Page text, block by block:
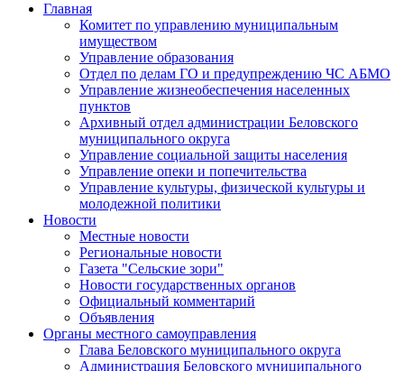
Главная
Комитет по управлению муниципальным
имуществом
Управление образования
Отдел по делам ГО и предупреждению ЧС АБМО
Управление жизнеобеспечения населенных
пунктов
Архивный отдел администрации Беловского
муниципального округа
Управление социальной защиты населения
Управление опеки и попечительства
Управление культуры, физической культуры и
молодежной политики
Новости
Местные новости
Региональные новости
Газета "Сельские зори"
Новости государственных органов
Официальный комментарий
Объявления
Органы местного самоуправления
Глава Беловского муниципального округа
Администрация Беловского муниципального